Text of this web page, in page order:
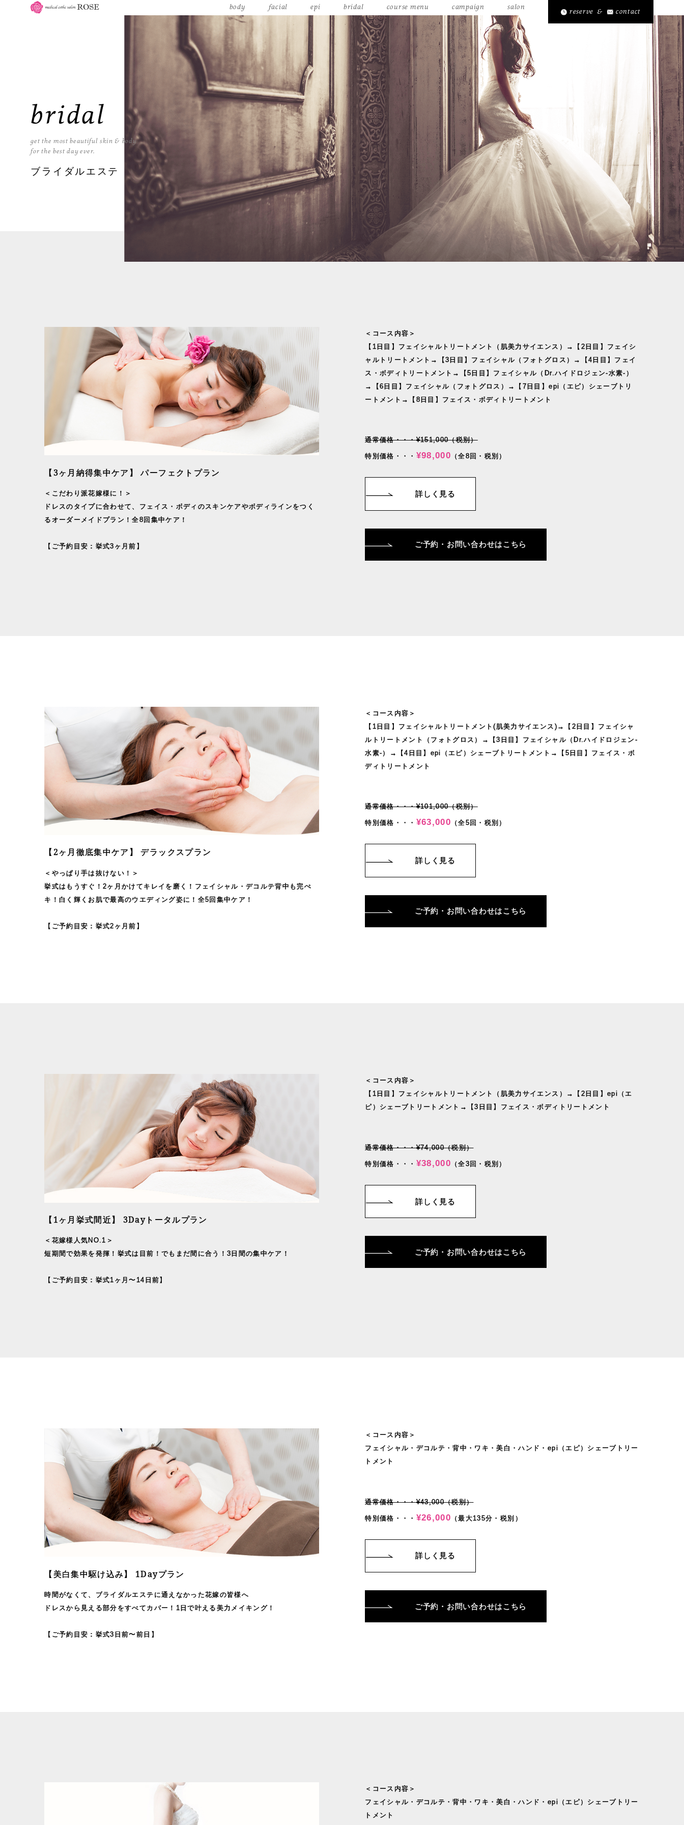
body facial epi bridal course menu campaign salon
reserve & contact
bridal
get the most beautiful skin & body
for the best day ever.
ブライダルエステ
【3ヶ月納得集中ケア】 パーフェクトプラン
＜こだわり派花嫁様に！＞
ドレスのタイプに合わせて、フェイス・ボディのスキンケアやボディラインをつく
るオーダーメイドプラン！全8回集中ケア！
【ご予約目安：挙式3ヶ月前】
＜コース内容＞
【1日目】フェイシャルトリートメント（肌美力サイエンス）→【2日目】フェイシ
ャルトリートメント→【3日目】フェイシャル（フォトグロス）→【4日目】フェイ
ス・ボディトリートメント→【5日目】フェイシャル（Dr.ハイドロジェン-水素-）
→【6日目】フェイシャル（フォトグロス）→【7日目】epi（エピ）シェーブトリ
ートメント→【8日目】フェイス・ボディトリートメント
通常価格・・・¥151,000（税別）
特別価格・・・ ¥98,000 （全8回・税別）
詳しく見る
ご予約・お問い合わせはこちら
【2ヶ月徹底集中ケア】 デラックスプラン
＜やっぱり手は抜けない！＞
挙式はもうすぐ！2ヶ月かけてキレイを磨く！フェイシャル・デコルテ背中も完ぺ
キ！白く輝くお肌で最高のウエディング姿に！全5回集中ケア！
【ご予約目安：挙式2ヶ月前】
＜コース内容＞
【1日目】フェイシャルトリートメント(肌美力サイエンス)→【2日目】フェイシャ
ルトリートメント（フォトグロス）→【3日目】フェイシャル（Dr.ハイドロジェン-
水素-）→【4日目】epi（エピ）シェーブトリートメント→【5日目】フェイス・ボ
ディトリートメント
通常価格・・・¥101,000（税別）
特別価格・・・ ¥63,000 （全5回・税別）
詳しく見る
ご予約・お問い合わせはこちら
【1ヶ月挙式間近】 3Dayトータルプラン
＜花嫁様人気NO.1＞
短期間で効果を発揮！挙式は目前！でもまだ間に合う！3日間の集中ケア！
【ご予約目安：挙式1ヶ月〜14日前】
＜コース内容＞
【1日目】フェイシャルトリートメント（肌美力サイエンス）→【2日目】epi（エ
ピ）シェーブトリートメント→【3日目】フェイス・ボディトリートメント
通常価格・・・¥74,000（税別）
特別価格・・・ ¥38,000 （全3回・税別）
詳しく見る
ご予約・お問い合わせはこちら
【美白集中駆け込み】 1Dayプラン
時間がなくて、ブライダルエステに通えなかった花嫁の皆様へ
ドレスから見える部分をすべてカバー！1日で叶える美力メイキング！
【ご予約目安：挙式3日前〜前日】
＜コース内容＞
フェイシャル・デコルテ・背中・ワキ・美白・ハンド・epi（エピ）シェーブトリー
トメント
通常価格・・・¥43,000（税別）
特別価格・・・ ¥26,000 （最大135分・税別）
詳しく見る
ご予約・お問い合わせはこちら
＜コース内容＞
フェイシャル・デコルテ・背中・ワキ・美白・ハンド・epi（エピ）シェーブトリー
トメント